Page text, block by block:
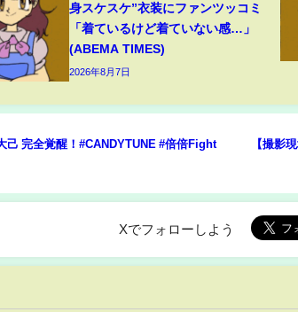
身スケスケ”衣装にファンツッコミ
「着ているけど着ていない感…」
(ABEMA TIMES)
2026年8月7日
己 完全覚醒！#CANDYTUNE #倍倍Fight
【撮影
Xでフォローしよう